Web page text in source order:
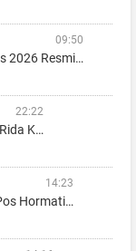
09:50
2026 Resmi…
22:22
K…
14:23
Hormati…